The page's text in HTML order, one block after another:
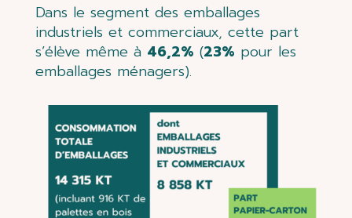
Dans le segment des emballages
industriels et commerciaux, cette part
s’élève même à 46,2% (23% pour les
emballages ménagers).